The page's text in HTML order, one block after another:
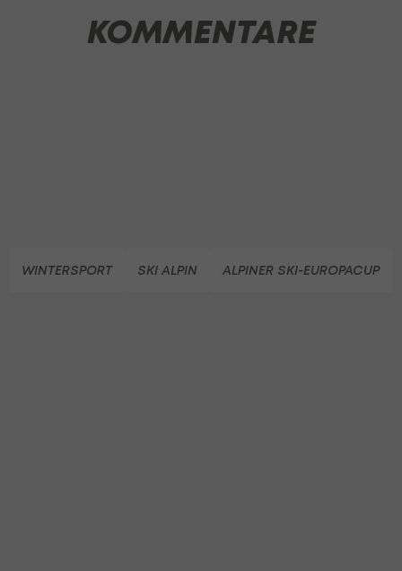
KOMMENTARE
WINTERSPORT SKI ALPIN ALPINER SKI-EUROPACUP